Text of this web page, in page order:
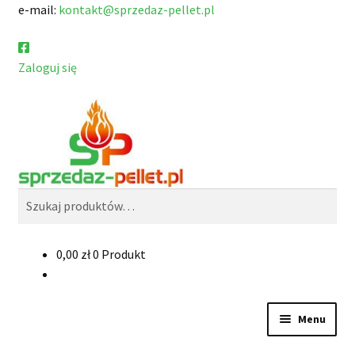
e-mail: kontakt@sprzedaz-pellet.pl
Zaloguj się
0,00 zł0 Produkt
Menu